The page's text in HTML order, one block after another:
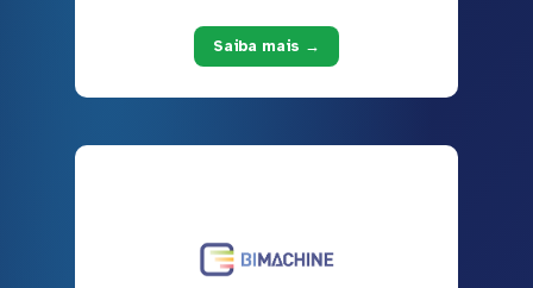
Saiba mais →